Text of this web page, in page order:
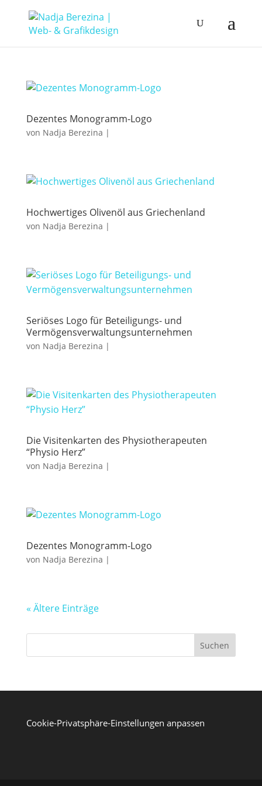
Dezentes Monogramm-Logo
von Nadja Berezina |
Hochwertiges Olivenöl aus Griechenland
von Nadja Berezina |
Seriöses Logo für Beteiligungs- und
Vermögensverwaltungsunternehmen
von Nadja Berezina |
Die Visitenkarten des Physiotherapeuten
“Physio Herz”
von Nadja Berezina |
Dezentes Monogramm-Logo
von Nadja Berezina |
« Ältere Einträge
Suchen
Cookie-Privatsphäre-Einstellungen anpassen